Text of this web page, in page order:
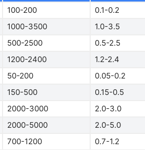
100-200 0.1-0.2
1000-3500 1.0-3.5
500-2500 0.5-2.5
1200-2400 1.2-2.4
50-200 0.05-0.2
150-500 0.15-0.5
2000-3000 2.0-3.0
2000-5000 2.0-5.0
700-1200 0.7-1.2